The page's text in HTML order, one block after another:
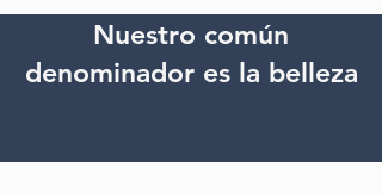
Nuestro común
denominador es la belleza